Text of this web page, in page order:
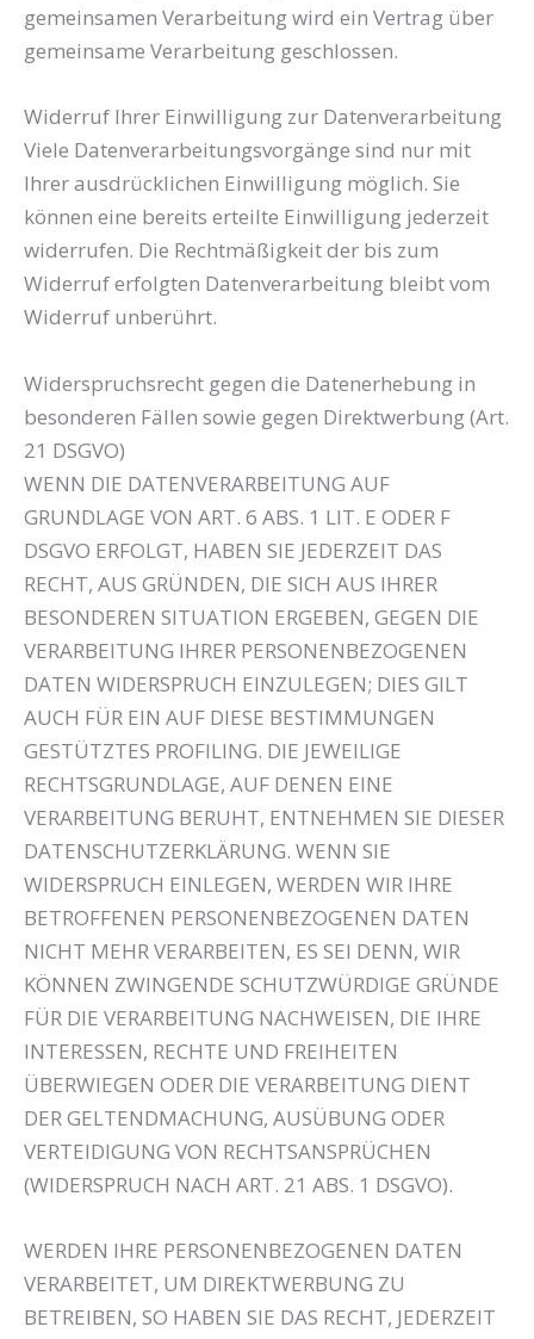
gemeinsamen Verarbeitung wird ein Vertrag über
gemeinsame Verarbeitung geschlossen.
Widerruf Ihrer Einwilligung zur Datenverarbeitung
Viele Datenverarbeitungsvorgänge sind nur mit
Ihrer ausdrücklichen Einwilligung möglich. Sie
können eine bereits erteilte Einwilligung jederzeit
widerrufen. Die Rechtmäßigkeit der bis zum
Widerruf erfolgten Datenverarbeitung bleibt vom
Widerruf unberührt.
Widerspruchsrecht gegen die Datenerhebung in
besonderen Fällen sowie gegen Direktwerbung (Art.
21 DSGVO)
WENN DIE DATENVERARBEITUNG AUF
GRUNDLAGE VON ART. 6 ABS. 1 LIT. E ODER F
DSGVO ERFOLGT, HABEN SIE JEDERZEIT DAS
RECHT, AUS GRÜNDEN, DIE SICH AUS IHRER
BESONDEREN SITUATION ERGEBEN, GEGEN DIE
VERARBEITUNG IHRER PERSONENBEZOGENEN
DATEN WIDERSPRUCH EINZULEGEN; DIES GILT
AUCH FÜR EIN AUF DIESE BESTIMMUNGEN
GESTÜTZTES PROFILING. DIE JEWEILIGE
RECHTSGRUNDLAGE, AUF DENEN EINE
VERARBEITUNG BERUHT, ENTNEHMEN SIE DIESER
DATENSCHUTZERKLÄRUNG. WENN SIE
WIDERSPRUCH EINLEGEN, WERDEN WIR IHRE
BETROFFENEN PERSONENBEZOGENEN DATEN
NICHT MEHR VERARBEITEN, ES SEI DENN, WIR
KÖNNEN ZWINGENDE SCHUTZWÜRDIGE GRÜNDE
FÜR DIE VERARBEITUNG NACHWEISEN, DIE IHRE
INTERESSEN, RECHTE UND FREIHEITEN
ÜBERWIEGEN ODER DIE VERARBEITUNG DIENT
DER GELTENDMACHUNG, AUSÜBUNG ODER
VERTEIDIGUNG VON RECHTSANSPRÜCHEN
(WIDERSPRUCH NACH ART. 21 ABS. 1 DSGVO).
WERDEN IHRE PERSONENBEZOGENEN DATEN
VERARBEITET, UM DIREKTWERBUNG ZU
BETREIBEN, SO HABEN SIE DAS RECHT, JEDERZEIT